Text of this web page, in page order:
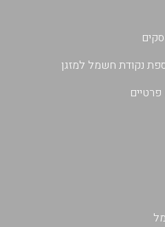
נקודת חשמל למזגן